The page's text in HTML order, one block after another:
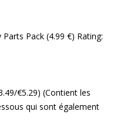
Parts Pack (4.99 €) Rating:
€5.29) (Contient les
qui sont également